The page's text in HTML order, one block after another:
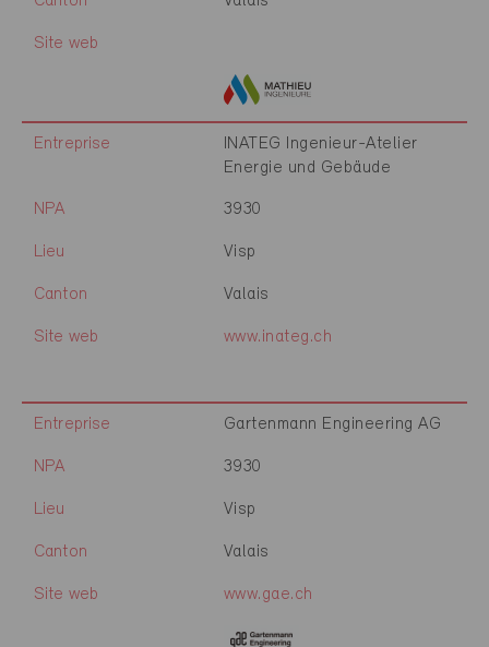
Site web
Entreprise
INATEG Ingenieur-Atelier
Energie und Gebäude
NPA 3930
Lieu Visp
Canton Valais
Site web www.inateg.ch
Entreprise Gartenmann Engineering AG
NPA 3930
Lieu Visp
Canton Valais
Site web www.gae.ch